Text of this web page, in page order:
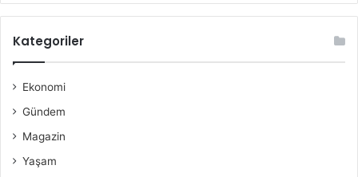
Kategoriler
Ekonomi
Gündem
Magazin
Yaşam